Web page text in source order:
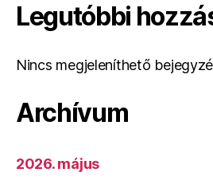
Legutóbbi
Nincs megjeleníthető
Archívum
2026. május